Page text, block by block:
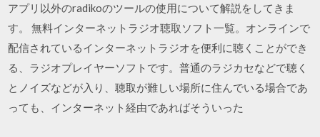
アプリ以外のradikoのツールの使用について解説をしてきま
す。 無料インターネットラジオ聴取ソフト一覧。オンラインで
配信されているインターネットラジオを便利に聴くことができ
る、ラジオプレイヤーソフトです。普通のラジカセなどで聴く
とノイズなどが入り、聴取が難しい場所に住んでいる場合であ
っても、インターネット経由であればそういった